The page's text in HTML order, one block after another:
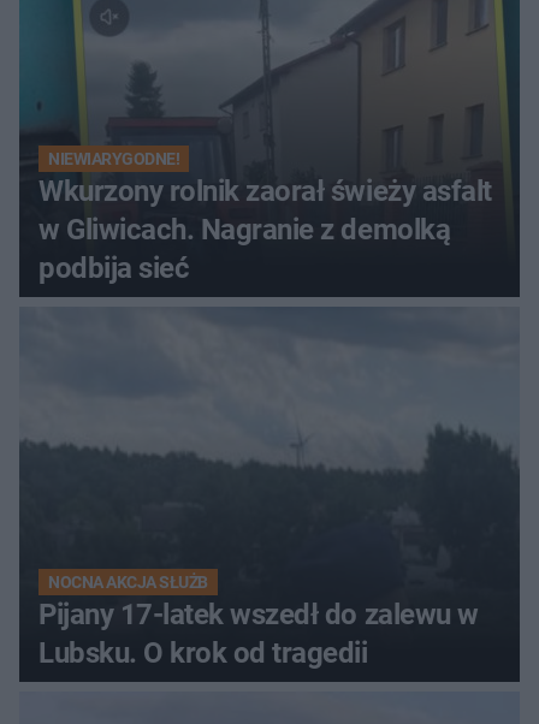
NIEWIARYGODNE!
Wkurzony rolnik zaorał świeży asfalt
w Gliwicach. Nagranie z demolką
podbija sieć
NOCNA AKCJA SŁUŻB
Pijany 17-latek wszedł do zalewu w
Lubsku. O krok od tragedii